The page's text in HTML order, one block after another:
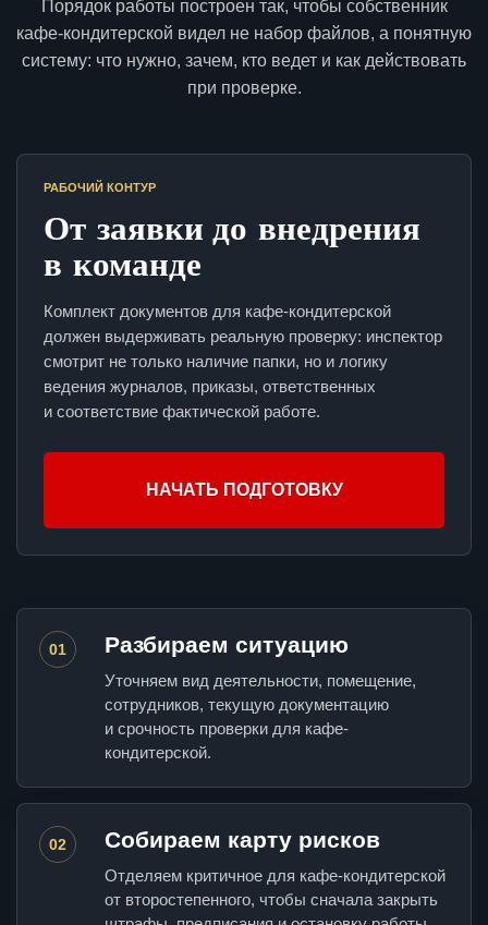
Порядок работы построен так, чтобы собственник
кафе-кондитерской видел не набор файлов, а понятную
систему: что нужно, зачем, кто ведет и как действовать
при проверке.
РАБОЧИЙ КОНТУР
От заявки до внедрения
в команде
Комплект документов для кафе-кондитерской
должен выдерживать реальную проверку: инспектор
смотрит не только наличие папки, но и логику
ведения журналов, приказы, ответственных
и соответствие фактической работе.
НАЧАТЬ ПОДГОТОВКУ
01 Разбираем ситуацию
Уточняем вид деятельности, помещение,
сотрудников, текущую документацию
и срочность проверки для кафе-
кондитерской.
02 Собираем карту рисков
Отделяем критичное для кафе-кондитерской
от второстепенного, чтобы сначала закрыть